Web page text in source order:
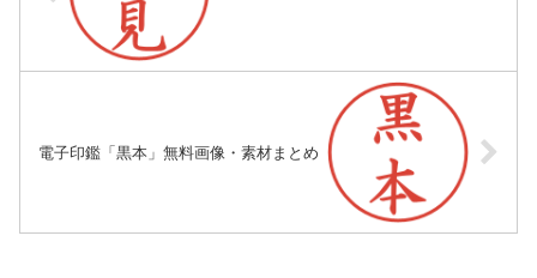
電子印鑑「黒本」無料画像・素材まとめ